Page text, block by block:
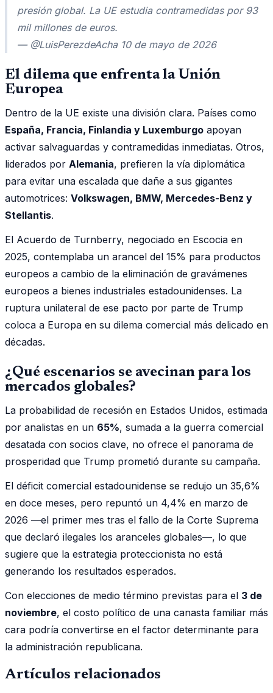
presión global. La UE estudia contramedidas por 93
mil millones de euros.
— @LuisPerezdeAcha 10 de mayo de 2026
El dilema que enfrenta la Unión
Europea
Dentro de la UE existe una división clara. Países como
España, Francia, Finlandia y Luxemburgo apoyan
activar salvaguardas y contramedidas inmediatas. Otros,
liderados por Alemania, prefieren la vía diplomática
para evitar una escalada que dañe a sus gigantes
automotrices: Volkswagen, BMW, Mercedes-Benz y
Stellantis.
El Acuerdo de Turnberry, negociado en Escocia en
2025, contemplaba un arancel del 15% para productos
europeos a cambio de la eliminación de gravámenes
europeos a bienes industriales estadounidenses. La
ruptura unilateral de ese pacto por parte de Trump
coloca a Europa en su dilema comercial más delicado en
décadas.
¿Qué escenarios se avecinan para los
mercados globales?
La probabilidad de recesión en Estados Unidos, estimada
por analistas en un 65%, sumada a la guerra comercial
desatada con socios clave, no ofrece el panorama de
prosperidad que Trump prometió durante su campaña.
El déficit comercial estadounidense se redujo un 35,6%
en doce meses, pero repuntó un 4,4% en marzo de
2026 —el primer mes tras el fallo de la Corte Suprema
que declaró ilegales los aranceles globales—, lo que
sugiere que la estrategia proteccionista no está
generando los resultados esperados.
Con elecciones de medio término previstas para el 3 de
noviembre, el costo político de una canasta familiar más
cara podría convertirse en el factor determinante para
la administración republicana.
Artículos relacionados